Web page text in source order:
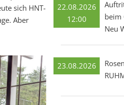
sich HNT-
Aber
22.08.2026
12:00
beim
Neu
23.08.2026